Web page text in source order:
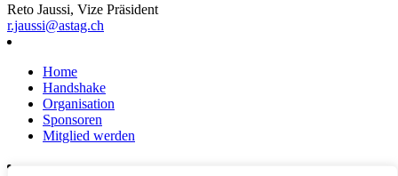
Reto Jaussi, Vize Präsident
r.jaussi@astag.ch
Home
Handshake
Organisation
Sponsoren
Mitglied werden